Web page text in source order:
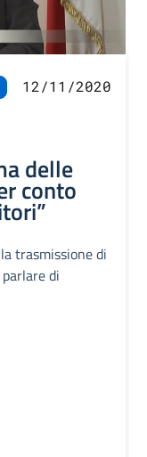
12/11/2020
delle
conto
trasmissione di
di